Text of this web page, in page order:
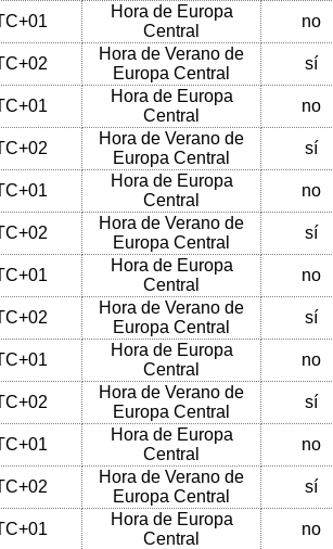
Hora de Europa
Central
no
Hora de Verano de
Europa Central
sí
Hora de Europa
Central
no
Hora de Verano de
Europa Central
sí
Hora de Europa
Central
no
Hora de Verano de
Europa Central
sí
Hora de Europa
Central
no
Hora de Verano de
Europa Central
sí
Hora de Europa
Central
no
Hora de Verano de
Europa Central
sí
Hora de Europa
Central
no
Hora de Verano de
Europa Central
sí
Hora de Europa
Central
no